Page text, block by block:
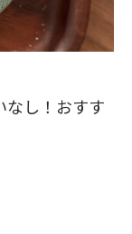
なし！おすす